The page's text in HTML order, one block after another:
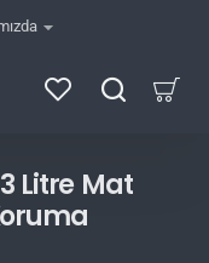
Litre Mat